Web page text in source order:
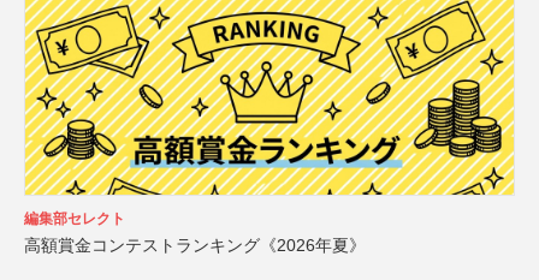
編集部セレクト
高額賞金コンテストランキング《2026年夏》